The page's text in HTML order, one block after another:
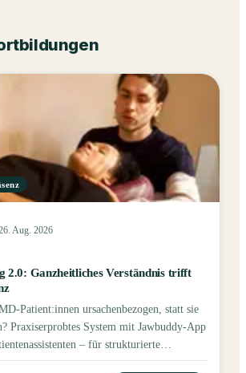
Aug. 2026
2.0: Ganzheitliches Verständnis trifft
Patient:innen ursachenbezogen, statt sie
Praxiserprobtes System mit Jawbuddy-App
– für strukturierte
Compliance und weniger Zeit am